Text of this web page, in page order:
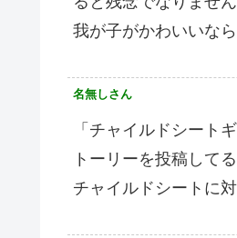
我が子がかわいいな
名無しさん
「チャイルドシート
トーリーを投稿して
チャイルドシートに